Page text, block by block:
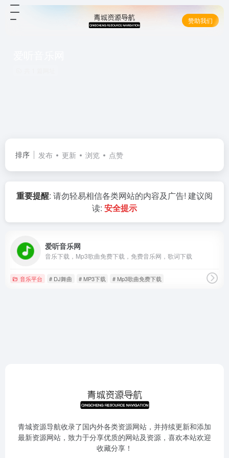
赞助我们
排序 发布 更新 浏览 点赞
重要提醒: 请勿轻易相信各类网站的内容及广告! 建议阅
读: 安全提示
爱听音乐网
音乐下载，Mp3歌曲免费下载，免费音乐网，歌词下载
音乐平台 # DJ舞曲 # MP3下载 # Mp3歌曲免费下载
青城资源导航收录了国内外各类资源网站，并持续更新和添加
最新资源网站，致力于分享优质的网站及资源，喜欢本站欢迎
收藏分享！